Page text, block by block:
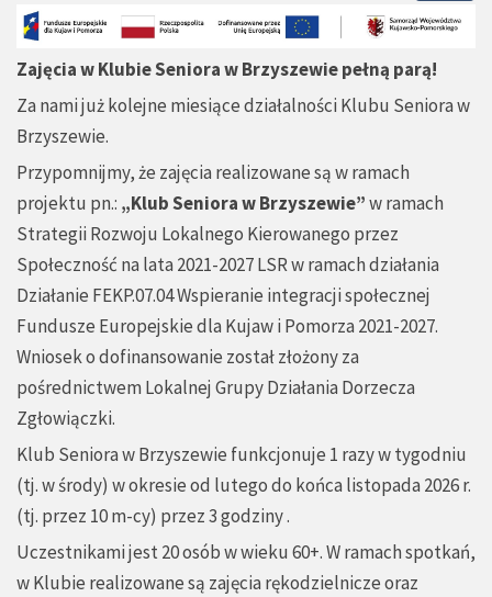
Zajęcia w Klubie Seniora w Brzyszewie pełną parą!
Za nami już kolejne miesiące działalności Klubu Seniora w
Brzyszewie.
Przypomnijmy, że zajęcia realizowane są w ramach
projektu pn.: „Klub Seniora w Brzyszewie”w ramach
Strategii Rozwoju Lokalnego Kierowanego przez
Społeczność na lata 2021-2027 LSR w ramach działania
Działanie FEKP.07.04 Wspieranie integracji społecznej
Fundusze Europejskie dla Kujaw i Pomorza 2021-2027.
Wniosek o dofinansowanie został złożony za
pośrednictwem Lokalnej Grupy Działania Dorzecza
Zgłowiączki.
Klub Seniora w Brzyszewie funkcjonuje 1 razy w tygodniu
(tj. w środy) w okresie od lutego do końca listopada 2026 r.
(tj. przez 10 m-cy) przez 3 godziny .
Uczestnikami jest 20 osób w wieku 60+. W ramach spotkań,
w Klubie realizowane są zajęcia rękodzielnicze oraz